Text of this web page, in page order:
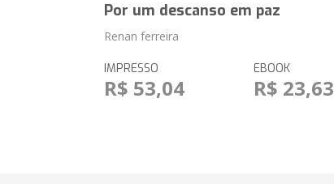
Por um descanso em paz
Renan ferreira
IMPRESSO
R$ 53,04
EBOOK
R$ 23,63